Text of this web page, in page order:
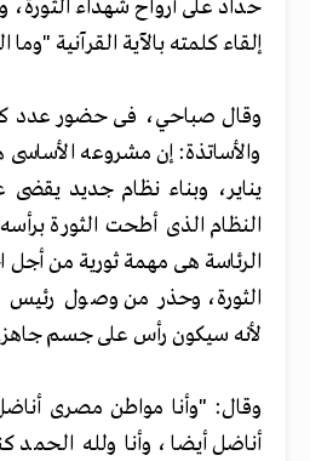
حداد على أرواح شهداء
إلقاء كلمته بالآية القرآنية
وقال صباحي، فى حضور عدد
يناير، وبناء نظام جديد
النظام الذى أطحت الثورة
الرئاسة هى مهمة ثورية من أجل
الثورة، وحذر من وصول رئيس
لأنه سيكون رأس على جسم
وقال: "وأنا مواطن مصرى
أناضل أيضا، وأنا ولله